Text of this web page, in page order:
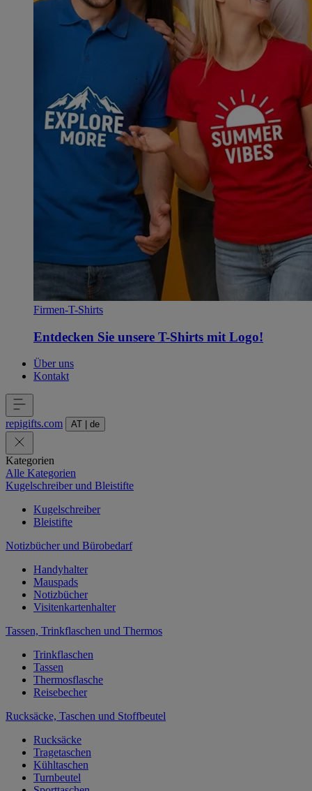
Firmen-T-Shirts
Entdecken Sie unsere T-Shirts mit Logo!
Über uns
Kontakt
repigifts.com AT de
Kategorien
Alle Kategorien
Kugelschreiber und Bleistifte
Kugelschreiber
Bleistifte
Notizbücher und Bürobedarf
Handyhalter
Mauspads
Notizbücher
Visitenkartenhalter
Tassen, Trinkflaschen und Thermos
Trinkflaschen
Tassen
Thermosflasche
Reisebecher
Rucksäcke, Taschen und Stoffbeutel
Rucksäcke
Tragetaschen
Kühltaschen
Turnbeutel